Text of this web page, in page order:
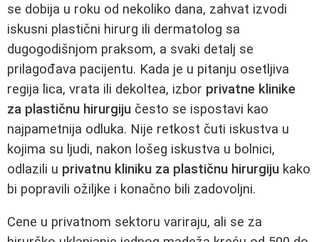
se dobija u roku od nekoliko dana, zahvat izvodi
iskusni plastični hirurg ili dermatolog sa
dugogodišnjom praksom, a svaki detalj se
prilagođava pacijentu. Kada je u pitanju osetljiva
regija lica, vrata ili dekoltea, izbor privatne klinike
za plastičnu hirurgiju često se ispostavi kao
najpametnija odluka. Nije retkost čuti iskustva u
kojima su ljudi, nakon lošeg iskustva u bolnici,
odlazili u privatnu kliniku za plastičnu hirurgiju kako
bi popravili ožiljke i konačno bili zadovoljni.
Cene u privatnom sektoru variraju, ali se za